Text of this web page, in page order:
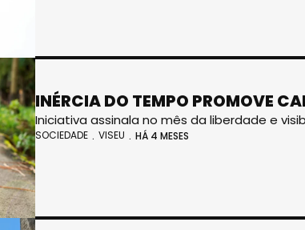
INÉRCIA DO TEMPO PROMOVE
Iniciativa assinala no mês da liberdade e
SOCIEDADE VISEU HÁ 4 MESES